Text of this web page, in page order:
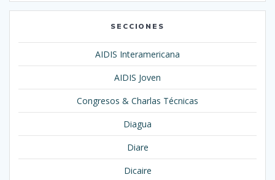
SECCIONES
AIDIS Interamericana
AIDIS Joven
Congresos & Charlas Técnicas
Diagua
Diare
Dicaire